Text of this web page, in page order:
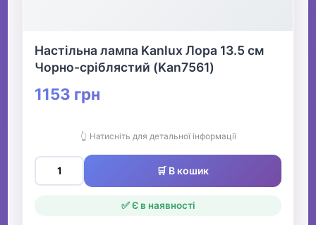
Настільна лампа Kanlux Лора 13.5 см
Чорно-сріблястий (Kan7561)
1153 грн
👆 Натисніть для детальної інформації
🛒 В кошик
✅ Є в наявності